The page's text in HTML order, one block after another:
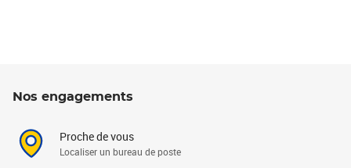
Nos engagements
Proche de vous
Localiser un bureau de poste